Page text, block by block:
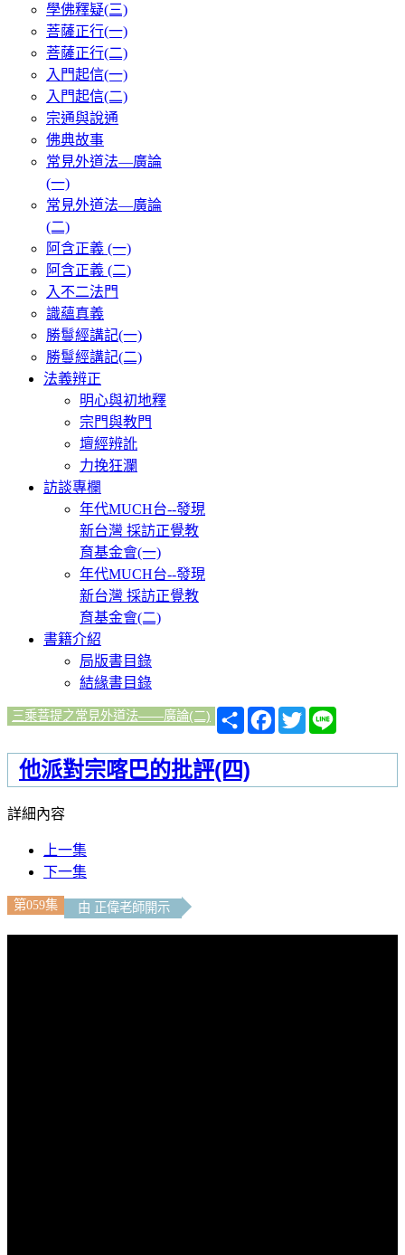
學佛釋疑(三)
菩薩正行(一)
菩薩正行(二)
入門起信(一)
入門起信(二)
宗通與說通
佛典故事
常見外道法—廣論
(一)
常見外道法—廣論
(二)
阿含正義 (一)
阿含正義 (二)
入不二法門
識蘊真義
勝鬘經講記(一)
勝鬘經講記(二)
法義辨正
明心與初地釋
宗門與教門
壇經辨訛
力挽狂瀾
訪談專欄
年代MUCH台--發現
新台灣 採訪正覺教
育基金會(一)
年代MUCH台--發現
新台灣 採訪正覺教
育基金會(二)
書籍介紹
局版書目錄
結緣書目錄
三乘菩提之常見外道法——廣論(二)
分
享
Facebook
Twitter
他派對宗喀巴的批評(四)
詳細內容
上一集
下一集
第059集 由 正偉老師開示